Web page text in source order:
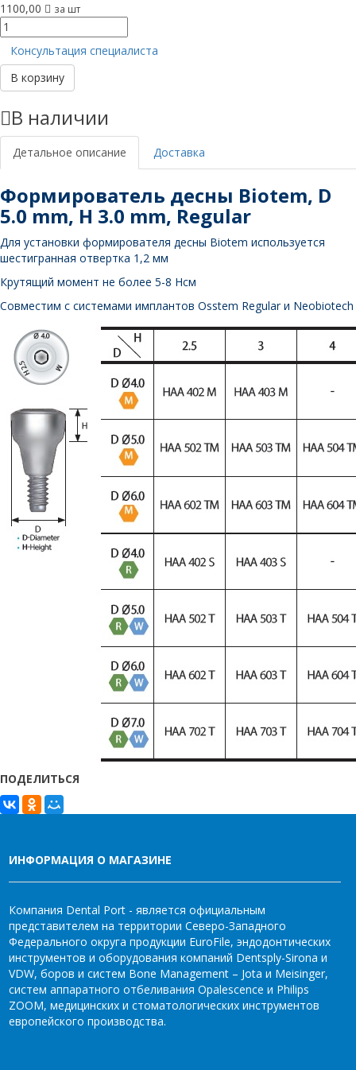
1100,00 за шт
Количество
товара
Формирователь
десны,
D
mm,
H
mm,
Консультация специалиста
В корзину
В наличии
Детальное описание Доставка
Формирователь десны Biotem, D
5.0 mm, H 3.0 mm, Regular
Для установки формирователя десны Biotem используется
шестигранная отвертка 1,2 мм
Крутящий момент не более 5-8 Нсм
Совместим с системами имплантов Osstem Regular и Neobiotech
ПОДЕЛИТЬСЯ
ИНФОРМАЦИЯ О МАГАЗИНЕ
Компания Dental Port - является официальным
представителем на территории Северо-Западного
Федерального округа продукции EuroFile, эндодонтических
инструментов и оборудования компаний Dentsply-Sirona и
VDW, боров и систем Bone Management – Jota и Meisinger,
систем аппаратного отбеливания Opalescence и Philips
ZOOM, медицинских и стоматологических инструментов
европейского производства.